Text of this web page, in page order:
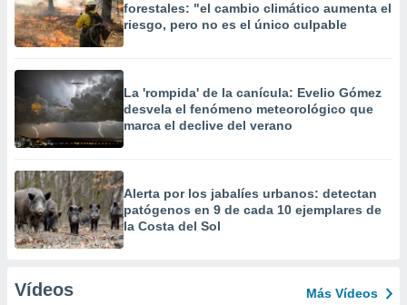
forestales: "el cambio climático aumenta el
riesgo, pero no es el único culpable
La 'rompida' de la canícula: Evelio Gómez
desvela el fenómeno meteorológico que
marca el declive del verano
Alerta por los jabalíes urbanos: detectan
patógenos en 9 de cada 10 ejemplares de
la Costa del Sol
Vídeos Más Vídeos